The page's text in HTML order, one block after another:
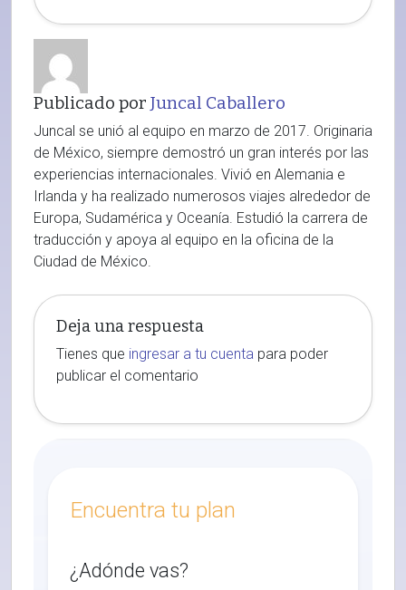
Publicado por Juncal Caballero
Juncal se unió al equipo en marzo de 2017. Originaria
de México, siempre demostró un gran interés por las
experiencias internacionales. Vivió en Alemania e
Irlanda y ha realizado numerosos viajes alrededor de
Europa, Sudamérica y Oceanía. Estudió la carrera de
traducción y apoya al equipo en la oficina de la
Ciudad de México.
Deja una respuesta
Tienes que ingresar a tu cuenta para poder
publicar el comentario
Encuentra tu plan
¿Adónde vas?